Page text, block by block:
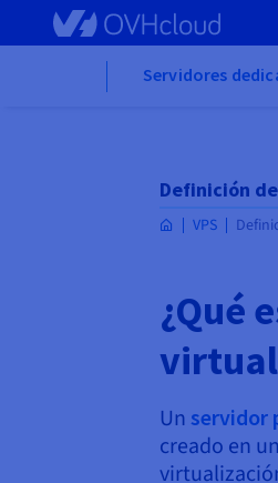
Skip to main content
Servidores
Definición de
VPS
¿Qué
virtual
Un servidor
creado en